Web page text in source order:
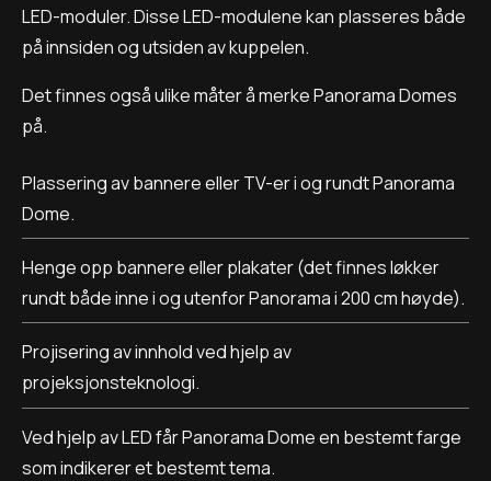
LED-moduler. Disse LED-modulene kan plasseres både
på innsiden og utsiden av kuppelen.
Det finnes også ulike måter å merke Panorama Domes
på.
Plassering av bannere eller TV-er i og rundt Panorama
Dome.
Henge opp bannere eller plakater (det finnes løkker
rundt både inne i og utenfor Panorama i 200 cm høyde).
Projisering av innhold ved hjelp av
projeksjonsteknologi.
Ved hjelp av LED får Panorama Dome en bestemt farge
som indikerer et bestemt tema.